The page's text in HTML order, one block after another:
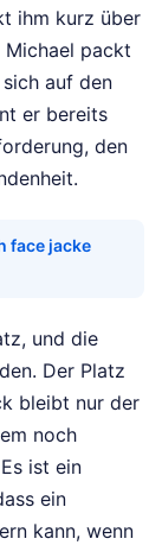
ihm kurz über
Michael packt
auf den
er bereits
den
face jacke
und die
Der Platz
bleibt nur der
noch
ist ein
ein
kann, wenn